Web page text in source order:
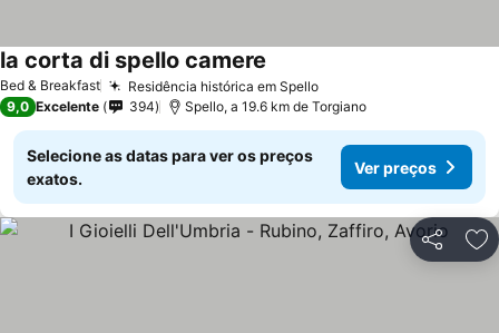
Bed & Breakfast Residência histórica em Spello
la corta di spello camere
9,0 Excelente 394 Spello, a 19.6 km de Torgiano
Selecione as datas para ver os preços
exatos.
Ver preços
Partilhar